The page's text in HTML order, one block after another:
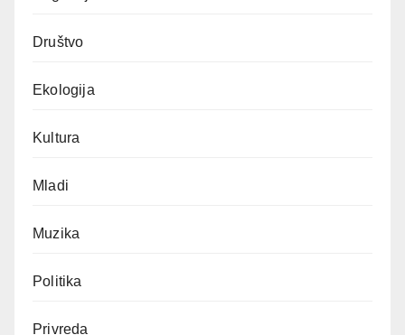
Društvo
Ekologija
Kultura
Mladi
Muzika
Politika
Privreda